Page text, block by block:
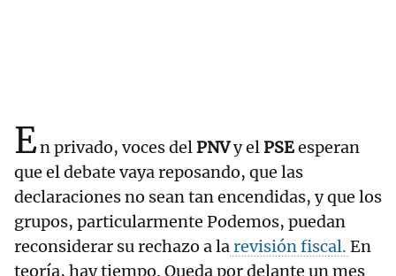
En privado, voces delPNVy elPSEesperan
que el debate vaya reposando, que las
declaraciones no sean tan encendidas, y que los
grupos, particularmente Podemos, puedan
reconsiderar su rechazo a larevisión fiscal. En
teoría, hay tiempo. Queda por delante un mes